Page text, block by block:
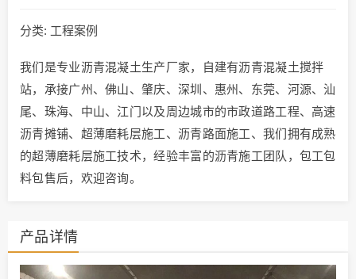
分类: 工程案例
我们是专业沥青混凝土生产厂家，自建有沥青混凝土搅拌
站，承接广州、佛山、肇庆、深圳、惠州、东莞、河源、汕
尾、珠海、中山、江门以及周边城市的市政道路工程、高速
沥青摊铺、超薄磨耗层施工、沥青路面施工、我们拥有成熟
的超薄磨耗层施工技术，经验丰富的沥青施工团队，包工包
料包售后，欢迎咨询。
产品详情